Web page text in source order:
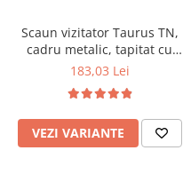
Saltele cu arcuri impachetate
individual
Saltele Memory Pocket
Saltele Memory Foam
Saltele Memory Pocket
Saltele cu plasa arcuri
Paturi
Seturi de pat si saltea
Masute de toaleta
Mobilier living
Scaune pentru living
Scaune birou
Scaune profesionale
Scaune resigilate
Scaun vizitator Taurus TN,
cadru metalic, tapitat cu
stofa, stivuibil, 120 kg, negru
183,03 Lei
VEZI VARIANTE